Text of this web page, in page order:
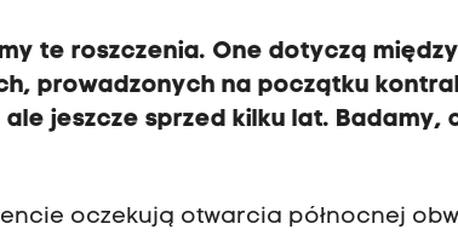
te roszczenia. One dotyczą
prowadzonych na początku
jeszcze sprzed kilku lat. Badamy,
oczekują otwarcia północnej